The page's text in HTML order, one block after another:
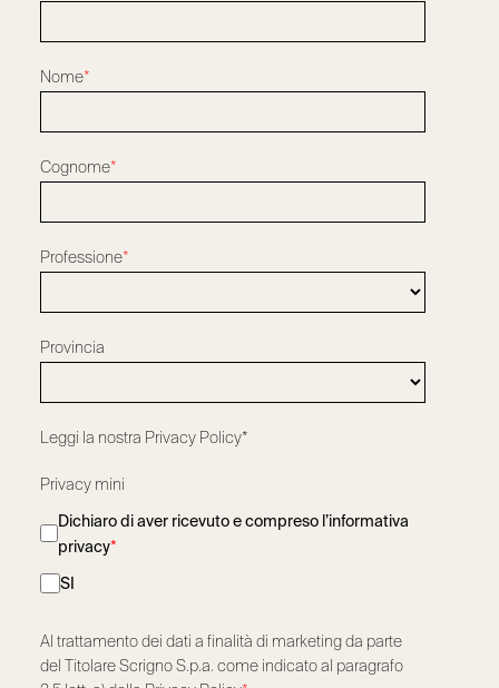
Nome*
Cognome*
Professione*
Provincia
Leggi la nostra Privacy Policy*
Privacy mini
Dichiaro di aver ricevuto e compreso l’informativa
privacy*
SI
Al trattamento dei dati a finalità di marketing da parte
del Titolare Scrigno S.p.a. come indicato al paragrafo